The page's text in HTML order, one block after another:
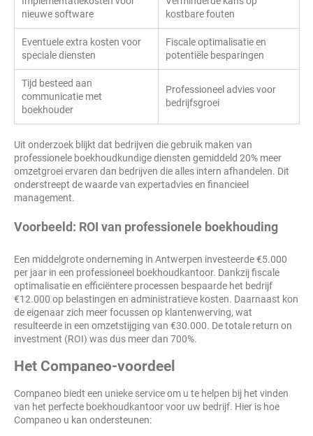
nieuwe software
kostbare fouten
Eventuele extra kosten voor
speciale diensten
Fiscale optimalisatie en
potentiële besparingen
Tijd besteed aan
communicatie met
boekhouder
Professioneel advies voor
bedrijfsgroei
Uit onderzoek blijkt dat bedrijven die gebruik maken van
professionele boekhoudkundige diensten gemiddeld 20% meer
omzetgroei ervaren dan bedrijven die alles intern afhandelen. Dit
onderstreept de waarde van expertadvies en financieel
management.
Voorbeeld: ROI van professionele boekhouding
Een middelgrote onderneming in Antwerpen investeerde €5.000
per jaar in een professioneel boekhoudkantoor. Dankzij fiscale
optimalisatie en efficiëntere processen bespaarde het bedrijf
€12.000 op belastingen en administratieve kosten. Daarnaast kon
de eigenaar zich meer focussen op klantenwerving, wat
resulteerde in een omzetstijging van €30.000. De totale return on
investment (ROI) was dus meer dan 700%.
Het Companeo-voordeel
Companeo biedt een unieke service om u te helpen bij het vinden
van het perfecte boekhoudkantoor voor uw bedrijf. Hier is hoe
Companeo u kan ondersteunen: